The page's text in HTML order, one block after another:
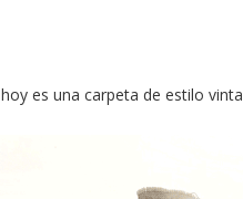
es una carpeta de estilo